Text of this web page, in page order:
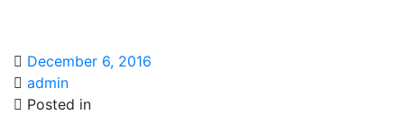
December 6, 2016
admin
Posted in